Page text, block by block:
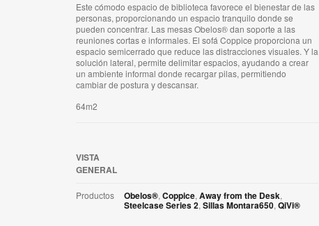
Este cómodo espacio de biblioteca favorece el bienestar de las
personas, proporcionando un espacio tranquilo donde se
pueden concentrar. Las mesas Obelos® dan soporte a las
reuniones cortas e informales. El sofá Coppice proporciona un
espacio semicerrado que reduce las distracciones visuales. Y la
solución lateral, permite delimitar espacios, ayudando a crear
un ambiente informal donde recargar pilas, permitiendo
cambiar de postura y descansar.
64m2
VISTA
GENERAL
Productos Obelos®, Coppice, Away from the Desk,
Steelcase Series 2, Sillas Montara650, QiVi®